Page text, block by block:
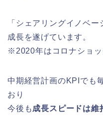
「シェアリングイノベ
成長を遂げています。
※2020年はコロナショッ
中期経営計画のKPIでも
おり
今後も成長スピードは維